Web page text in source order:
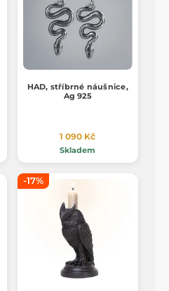
HAD, stříbrné náušnice,
Ag 925
1 090 Kč
Skladem
-17%